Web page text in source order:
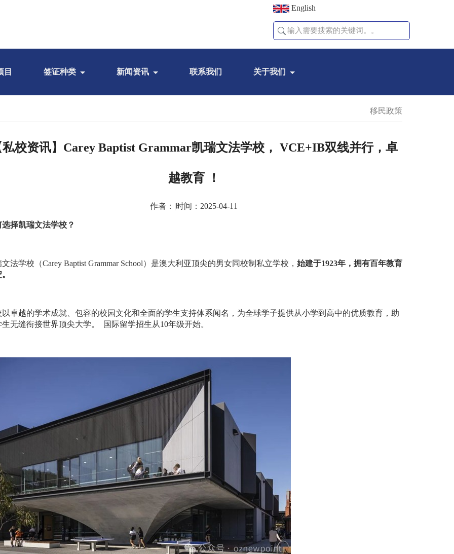
English
目 签证种类 新闻资讯 联系我们 关于我们
移民政策
私校资讯】Carey Baptist Grammar凯瑞文法学校， VCE+IB双线并行，卓
越教育 ！
作者： |时间：2025-04-11
择凯瑞文法学校？
法学校（Carey Baptist Grammar School）是澳大利亚顶尖的男女同校制私立学校， 始建于1923年，拥有百年教育
以卓越的学术成就、包容的校园文化和全面的学生支持体系闻名，为全球学子提供从小学到高中的优质教育，助
无缝衔接世界顶尖大学。
国际留学招生从10年级开始。